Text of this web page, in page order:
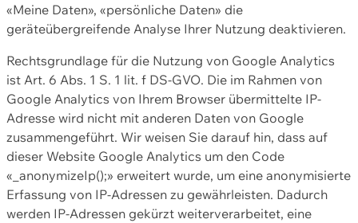
«Meine Daten», «persönliche Daten» die
geräteübergreifende Analyse Ihrer Nutzung deaktivieren.
Rechtsgrundlage für die Nutzung von Google Analytics
ist Art. 6 Abs. 1 S. 1 lit. f DS-GVO. Die im Rahmen von
Google Analytics von Ihrem Browser übermittelte IP-
Adresse wird nicht mit anderen Daten von Google
zusammengeführt. Wir weisen Sie darauf hin, dass auf
dieser Website Google Analytics um den Code
«_anonymizeIp();» erweitert wurde, um eine anonymisierte
Erfassung von IP-Adressen zu gewährleisten. Dadurch
werden IP-Adressen gekürzt weiterverarbeitet, eine